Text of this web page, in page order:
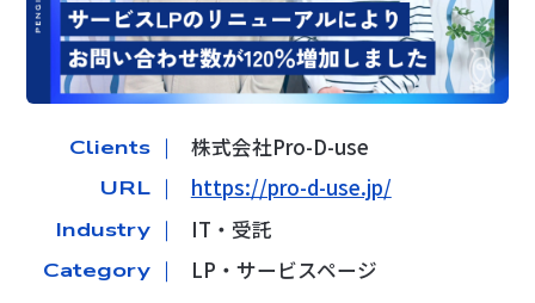
Clients ｜ 株式会社Pro-D-use
URL ｜ https://pro-d-use.jp/
Industry ｜ IT・受託
Category ｜ LP・サービスページ